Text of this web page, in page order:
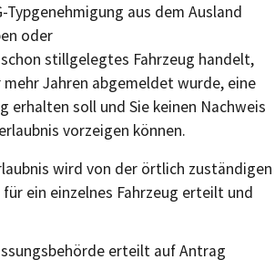
Typgenehmigung aus dem Ausland
oder
stillgelegtes Fahrzeug handelt,
Jahren abgemeldet wurde, eine
erhalten soll und Sie keinen Nachweis
vorzeigen können.
wird von der örtlich zuständigen
ein einzelnes Fahrzeug erteilt und
erteilt auf Antrag